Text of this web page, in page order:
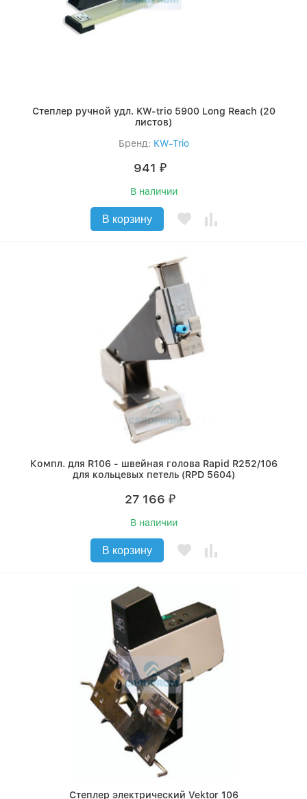
Степлер ручной удл. KW-trio 5900 Long Reach (20
листов)
Бренд: KW-Trio
941 ₽
В наличии
В корзину
Компл. для R106 - швейная голова Rapid R252/106
для кольцевых петель (RPD 5604)
27 166 ₽
В наличии
В корзину
Степлер электрический Vektor 106